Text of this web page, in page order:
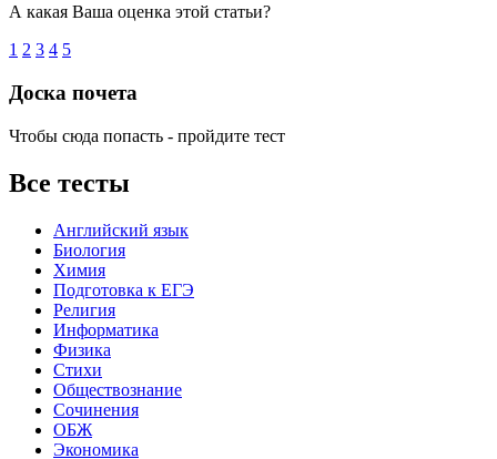
А какая Ваша оценка этой статьи?
1 2 3 4 5
Доска почета
Чтобы сюда попасть - пройдите тест
Все тесты
Английский язык
Биология
Химия
Подготовка к ЕГЭ
Религия
Информатика
Физика
Стихи
Обществознание
Сочинения
ОБЖ
Экономика